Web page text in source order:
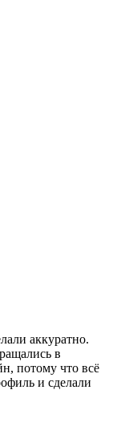
аккуратно.
в
потому что всё
и сделали